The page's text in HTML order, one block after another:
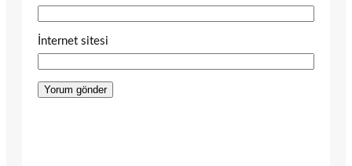
İnternet sitesi